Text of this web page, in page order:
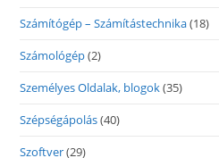
Számítógép – Számítástechnika(18)
Számológép(2)
Személyes Oldalak, blogok(35)
Szépségápolás(40)
Szoftver(29)